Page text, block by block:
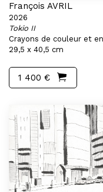
François AVRIL
2026
Tokio II
Crayons de couleur et
29,5 x 40,5 cm
1 400 €